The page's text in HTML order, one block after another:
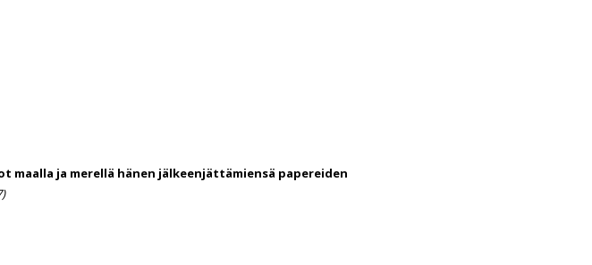
ja merellä hänen jälkeenjättämiensä papereiden